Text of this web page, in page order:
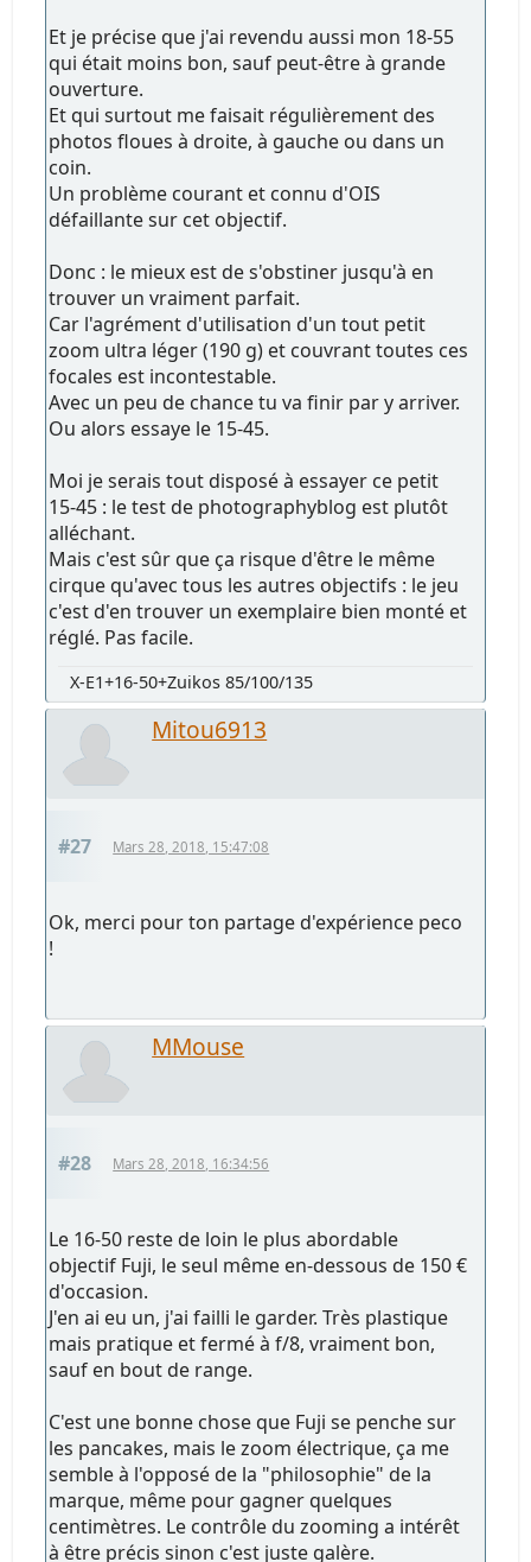
Et je précise que j'ai revendu aussi mon 18-55
qui était moins bon, sauf peut-être à grande
ouverture.
Et qui surtout me faisait régulièrement des
photos floues à droite, à gauche ou dans un
coin.
Un problème courant et connu d'OIS
défaillante sur cet objectif.
Donc : le mieux est de s'obstiner jusqu'à en
trouver un vraiment parfait.
Car l'agrément d'utilisation d'un tout petit
zoom ultra léger (190 g) et couvrant toutes ces
focales est incontestable.
Avec un peu de chance tu va finir par y arriver.
Ou alors essaye le 15-45.
Moi je serais tout disposé à essayer ce petit
15-45 : le test de photographyblog est plutôt
alléchant.
Mais c'est sûr que ça risque d'être le même
cirque qu'avec tous les autres objectifs : le jeu
c'est d'en trouver un exemplaire bien monté et
réglé. Pas facile.
X-E1+16-50+Zuikos 85/100/135
Mitou6913
#27 Mars 28, 2018, 15:47:08
Ok, merci pour ton partage d'expérience peco
!
MMouse
#28 Mars 28, 2018, 16:34:56
Le 16-50 reste de loin le plus abordable
objectif Fuji, le seul même en-dessous de 150 €
d'occasion.
J'en ai eu un, j'ai failli le garder. Très plastique
mais pratique et fermé à f/8, vraiment bon,
sauf en bout de range.
C'est une bonne chose que Fuji se penche sur
les pancakes, mais le zoom électrique, ça me
semble à l'opposé de la "philosophie" de la
marque, même pour gagner quelques
centimètres. Le contrôle du zooming a intérêt
à être précis sinon c'est juste galère.